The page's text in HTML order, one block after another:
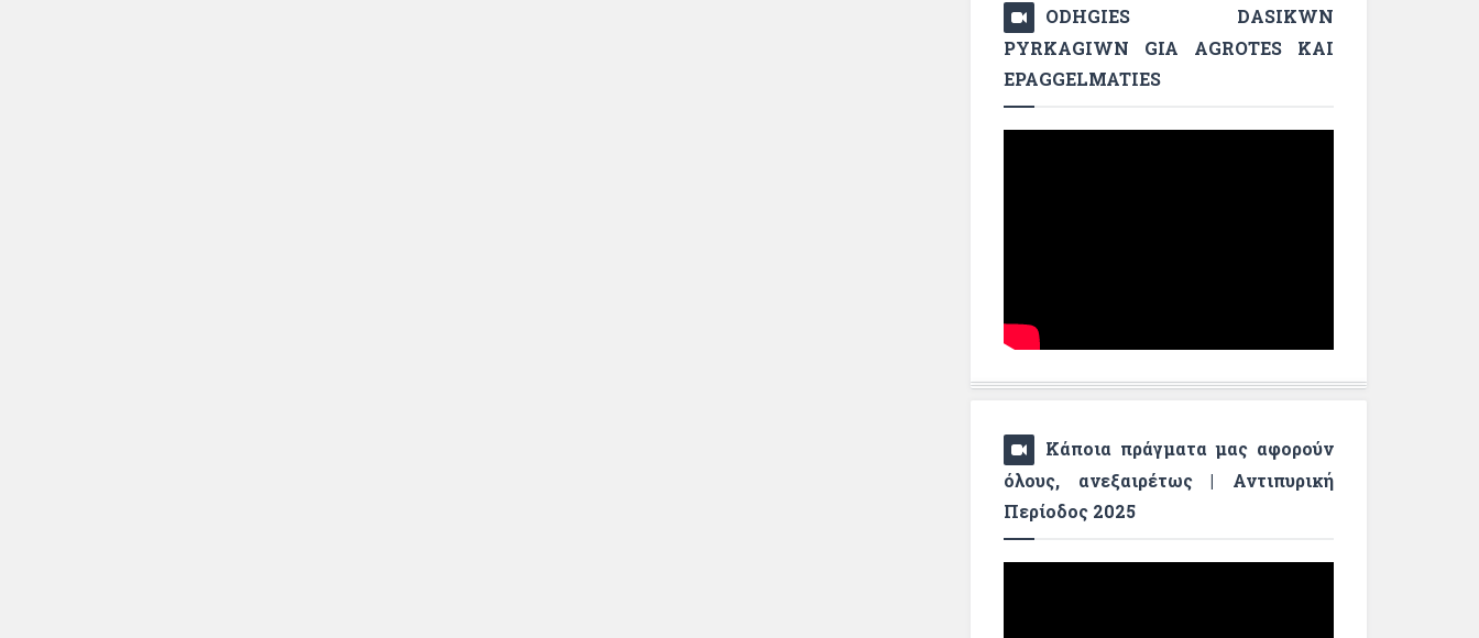
ODHGIES DASIKWN
PYRKAGIWN GIA AGROTES KAI
EPAGGELMATIES
Κάποια πράγματα μας αφορούν
όλους, ανεξαιρέτως | Αντιπυρική
Περίοδος 2025